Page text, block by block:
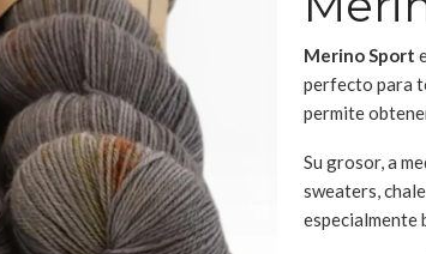
Merino Sport
perfecto para
permite
Su grosor, a
sweaters,
especialmente